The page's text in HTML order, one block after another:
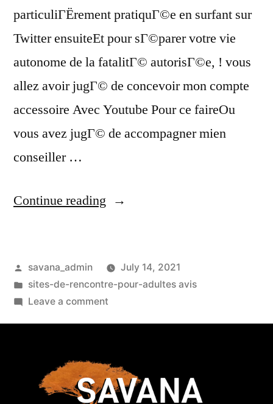
particuliГЁrement pratiquГ©e en surfant sur
Twitter ensuiteEt pour sГ©parer votre vie
autonome de la fatalitГ© autorisГ©e, ! vous
allez avoir jugГ© de concevoir mon compte
accessoire Avec Youtube Pour ce faireOu
vous avez jugГ© de accompagner mien
conseiller …
Continue reading
savana_admin
July 14, 2021
sites-de-rencontre-pour-adultes avis
Leave a comment